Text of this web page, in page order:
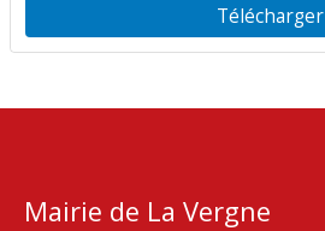
Télécharger
Mairie de La Vergne